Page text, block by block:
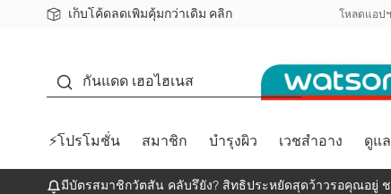
เก็บโค้ดลดเพิ่มคุ้มกว่าเดิม คลิก
ชอปออนไลน์ครั้งแรก ลดเพิ่มจุก ๆ 10%! 🎉
📦ส่งฟรี! เมื่อชอป 499฿
สมาชิกวัตสัน คลับดียังไง? โหลดแอปฯ
กันแดด เฮอไฮเนส
⚡โปรโมชั่น สมาชิก บำรุงผิว เวชสำอาง ดูแ
มีบัตรสมาชิกวัตสัน คลับรึยัง? สิทธิประหยัดสุดว้าวรอคุณอยู่